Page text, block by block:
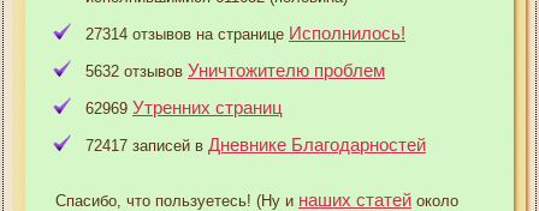
27314 отзывов на странице Исполнилось!
5632 отзывов Уничтожителю проблем
62969 Утренних страниц
72417 записей в Дневнике Благодарностей
Спасибо, что пользуетесь! (Ну и наших статей около